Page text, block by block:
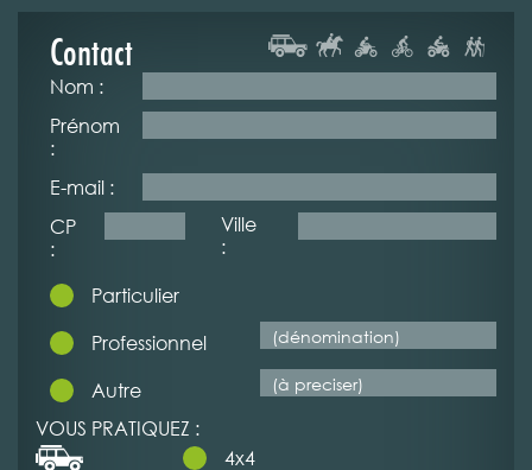
Contact
Nom :
Prénom
:
E-mail :
CP
:
Ville
:
Particulier
Professionnel
Autre
VOUS PRATIQUEZ :
4x4